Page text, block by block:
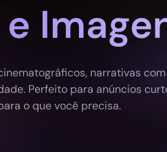
narrativas
Perfeito para anúncios
o que você precisa.